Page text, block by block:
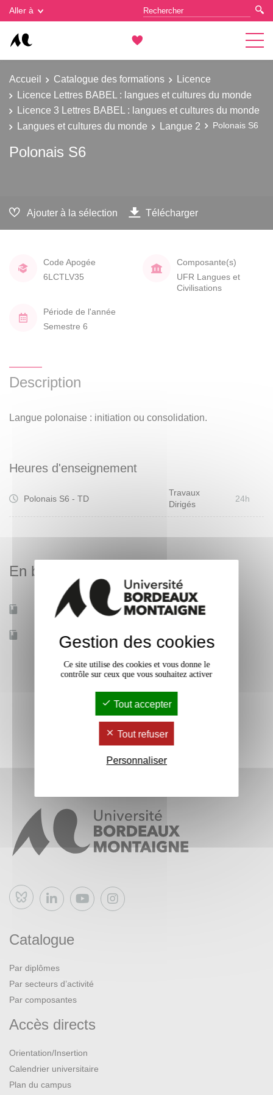
Aller à
Accueil Catalogue des formations
Licence
Licence Lettres BABEL : langues et cultures du monde
Licence 3 Lettres BABEL : langues et cultures du monde
Langues et cultures du monde
Langue 2 Polonais S6
Polonais S6
Ajouter à la sélection Télécharger
Code Apogée
6LCTLV35
Composante(s)
UFR Langues et
Civilisations
Période de l'année
Semestre 6
Description
Langue polonaise : initiation ou consolidation.
Heures d'enseignement
Polonais S6 - TD
Travaux
Dirigés
24h
En bref
Mobilité d'études Oui
Accessible à distance
Bluesky
Catalogue
Par diplômes
Par secteurs d’activité
Par composantes
Accès directs
Orientation/Insertion
Calendrier universitaire
Plan du campus
Gestion des cookies
Gestion des cookies
Ce site utilise des cookies et vous donne le
contrôle sur ceux que vous souhaitez activer
Tout accepter
Tout refuser
Personnaliser